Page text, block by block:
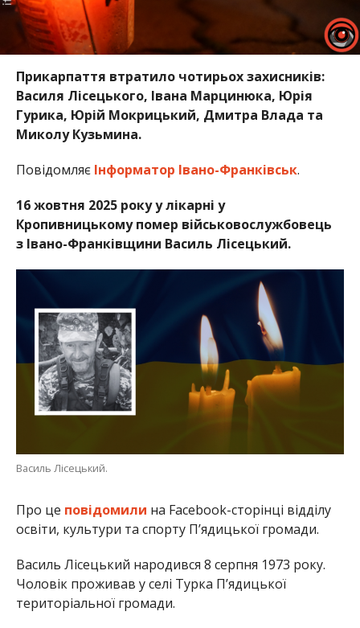
Прикарпаття втратило чотирьох захисників:
Василя Лісецького, Івана Марцинюка, Юрія
Гурика, Юрій Мокрицький, Дмитра Влада та
Миколу Кузьмина.
Повідомляє Інформатор Івано-Франківськ.
16 жовтня 2025 року у лікарні у
Кропивницькому помер військовослужбовець
з Івано-Франківщини Василь Лісецький.
Василь Лісецький.
Про це повідомили на Facebook-сторінці відділу
освіти, культури та спорту П’ядицької громади.
Василь Лісецький народився 8 серпня 1973 року.
Чоловік проживав у селі Турка П’ядицької
територіальної громади.